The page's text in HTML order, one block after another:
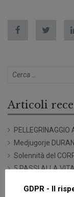
Articoli
Medjugorje
Solennità del
5 PASSI ALLA
GDPR - Il